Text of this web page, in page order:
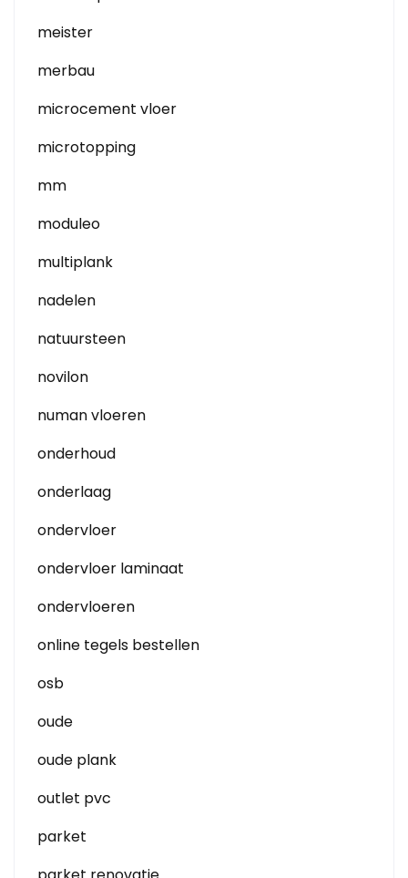
meister
merbau
microcement vloer
microtopping
mm
moduleo
multiplank
nadelen
natuursteen
novilon
numan vloeren
onderhoud
onderlaag
ondervloer
ondervloer laminaat
ondervloeren
online tegels bestellen
osb
oude
oude plank
outlet pvc
parket